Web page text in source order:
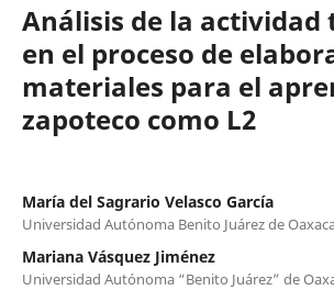
Análisis de la actividad
en el proceso de
materiales para el
zapoteco como L2
María del Sagrario Velasco García
Universidad Autónoma Benito Juárez de
Mariana Vásquez Jiménez
Universidad Autónoma “Benito Juárez” de